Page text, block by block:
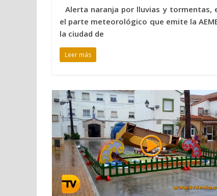
Alerta naranja por lluvias y tormentas,
el parte meteorológico que emite la
la ciudad de
Leer más